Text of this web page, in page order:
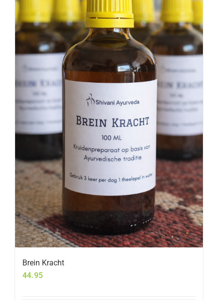
Brein Kracht
44.95